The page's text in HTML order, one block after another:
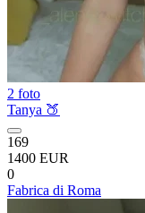
2 foto
Tanya 🍑
169
1400 EUR
0
Fabrica di Roma